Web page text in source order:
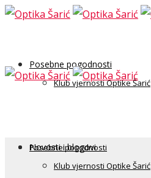
Posebne pogodnosti
Klub vjernosti Optike Šarić
Novosti i blogovi
Posebne pogodnosti
Klub vjernosti Optike Šarić